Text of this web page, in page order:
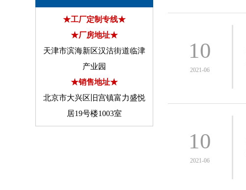
★工厂定制专线★
★厂房地址★
天津市滨海新区汉沽街道临津
产业园
★销售地址★
北京市大兴区旧宫镇富力盛悦
居19号楼1003室
10
2021-06
10
2021-06